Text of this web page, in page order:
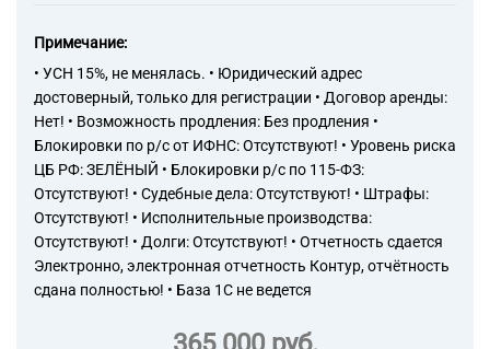
вязаной одежды
14.19.13 Производство
трикотажных или вязаных
перчаток, рукавиц (варежек)
и митенок
14.19.19 Производство
прочих трикотажных или
вязаных аксессуаров одежды,
в том числе платков, шарфов,
галстуков и прочих
аналогичных изделий
одежды и аксессуаров
Примечание:
• УСН 15%, не менялась. • Юридический адрес
достоверный, только для регистрации • Договор аренды:
Нет! • Возможность продления: Без продления •
Блокировки по р/с от ИФНС: Отсутствуют! • Уровень риска
ЦБ РФ: ЗЕЛЁНЫЙ • Блокировки р/с по 115-ФЗ:
Отсутствуют! • Судебные дела: Отсутствуют! • Штрафы:
Отсутствуют! • Исполнительные производства:
Отсутствуют! • Долги: Отсутствуют! • Отчетность сдается
Электронно, электронная отчетность Контур, отчётность
сдана полностью! • База 1С не ведется